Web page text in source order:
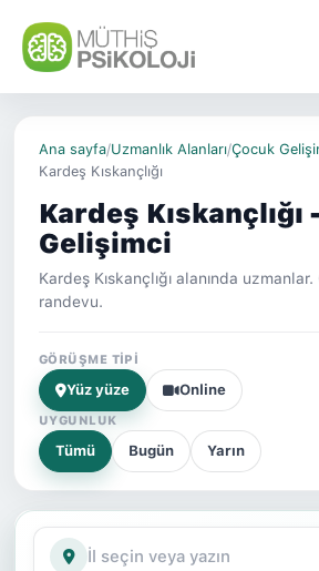
Ana sayfa/Uzmanlık Alanları/Çocuk
Kardeş Kıskançlığı
Kardeş
Gelişimci
Kardeş Kıskançlığı alanında
randevu.
GÖRÜŞME TIPI
Yüz yüze Online
UYGUNLUK
Tümü Bugün Yarın
İl